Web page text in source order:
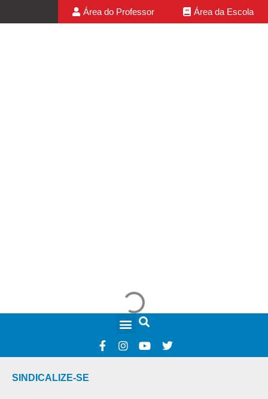
Área do Professor Área da Escola
SINDICALIZE-SE